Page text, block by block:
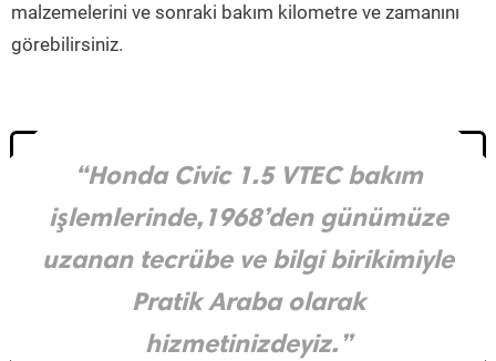
malzemelerini ve sonraki bakım kilometre ve zamanını
görebilirsiniz.
“Honda Civic 1.5 VTEC bakım
işlemlerinde,1968’den günümüze
uzanan tecrübe ve bilgi birikimiyle
Pratik Araba olarak
hizmetinizdeyiz.”